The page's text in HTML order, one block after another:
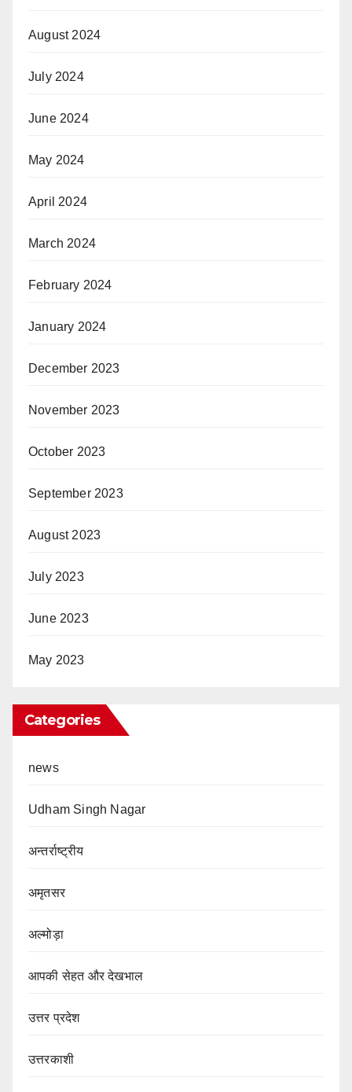
August 2024
July 2024
June 2024
May 2024
April 2024
March 2024
February 2024
January 2024
December 2023
November 2023
October 2023
September 2023
August 2023
July 2023
June 2023
May 2023
Categories
news
Udham Singh Nagar
अन्तर्राष्ट्रीय
अमृतसर
अल्मोड़ा
आपकी सेहत और देखभाल
उत्तर प्रदेश
उत्तरकाशी